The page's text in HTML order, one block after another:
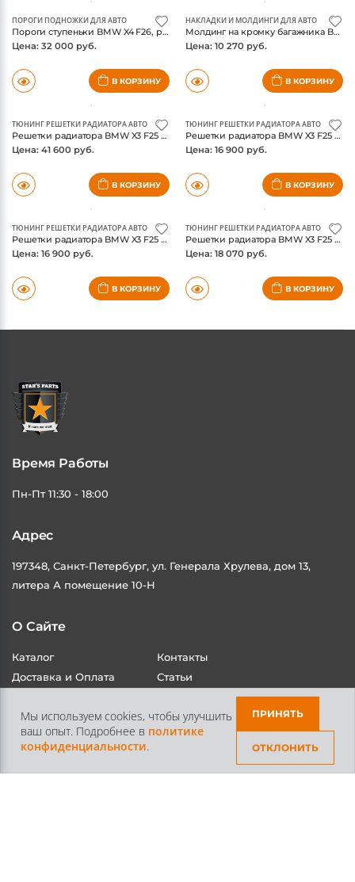
ваш опыт. Подробнее в политике
конфиденциальности
ПРИНЯТЬ
ОТКЛОНИТЬ
ПОРОГИ ПОДНОЖКИ ДЛЯ АВТО
Пороги ступеньки BMW X4 F26, реплика в стиле OE
Цена: 32 000 руб.
В КОРЗИНУ
НАКЛАДКИ И МОЛДИНГИ ДЛЯ АВТО
Молдинг на кромку багажника BMW X4 F26, нержавейка
Цена: 10 270 руб.
В КОРЗИНУ
ТЮНИНГ РЕШЕТКИ РАДИАТОРА АВТО
Решетки радиатора BMW X3 F25 2014- / X4 F26, карбоновые, триколор
Цена: 41 600 руб.
В КОРЗИНУ
ТЮНИНГ РЕШЕТКИ РАДИАТОРА АВТО
Решетки радиатора BMW X3 F25 2014- / X4 F26, черный глянец, триколор
Цена: 16 900 руб.
В КОРЗИНУ
ТЮНИНГ РЕШЕТКИ РАДИАТОРА АВТО
Решетки радиатора BMW X3 F25 2014- / X4 F26, черный глянец
Цена: 16 900 руб.
В КОРЗИНУ
ТЮНИНГ РЕШЕТКИ РАДИАТОРА АВТО
Решетки радиатора BMW X3 F25 2014- / X4 F26, черный матовый
Цена: 18 070 руб.
В КОРЗИНУ
Время Работы
Пн-Пт 11:30 - 18:00
Адрес
197348, Санкт-Петербург, ул. Генерала Хрулева, дом 13,
литера А помещение 10-Н
О Сайте
Каталог
Доставка и Оплата
Контакты
Статьи